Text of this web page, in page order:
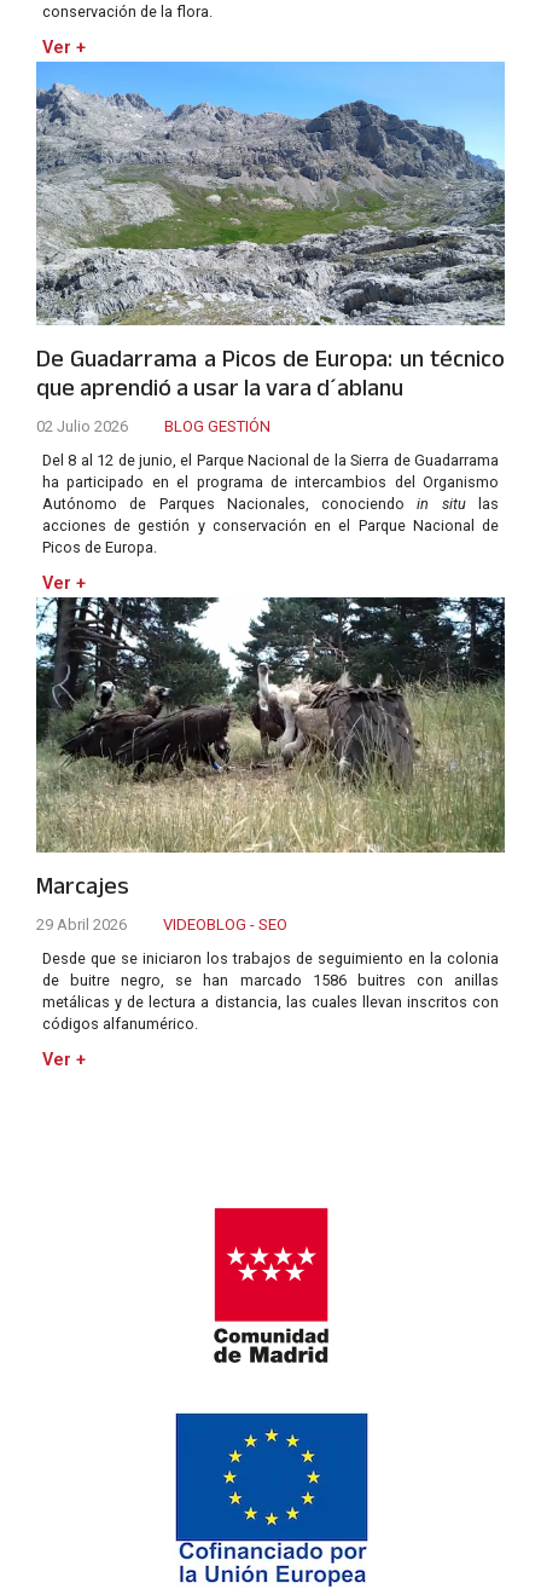
conservación de la flora.
Ver +
De Guadarrama a Picos de Europa: un técnico
que aprendió a usar la vara d´ablanu
02 Julio 2026
BLOG GESTIÓN
Del 8 al 12 de junio, el Parque Nacional de la Sierra de Guadarrama
ha participado en el programa de intercambios del Organismo
Autónomo de Parques Nacionales, conociendoin situlas
acciones de gestión y conservación en el Parque Nacional de
Picos de Europa.
Ver +
Marcajes
29 Abril 2026
VIDEOBLOG - SEO
Desde que se iniciaron los trabajos de seguimiento en la colonia
de buitre negro, se han marcado 1586 buitres con anillas
metálicas y de lectura a distancia, las cuales llevan inscritos con
códigos alfanumérico.
Ver +